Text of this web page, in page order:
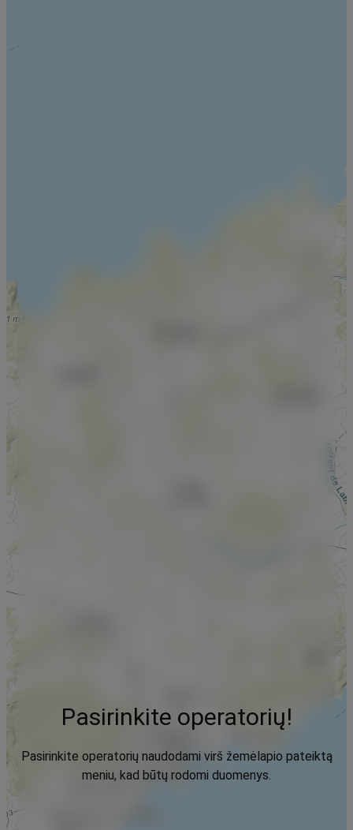
Pasirinkite operatorių!
Pasirinkite operatorių naudodami virš žemėlapio pateiktą
meniu, kad būtų rodomi duomenys.